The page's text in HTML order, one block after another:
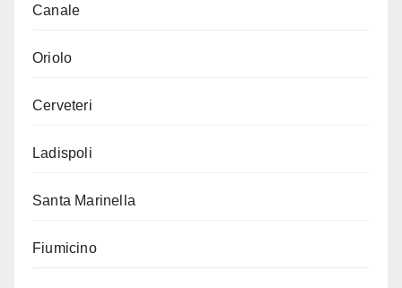
Canale
Oriolo
Cerveteri
Ladispoli
Santa Marinella
Fiumicino